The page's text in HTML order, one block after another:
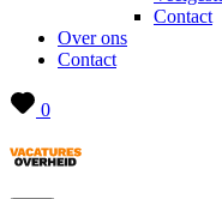
Contact
Over ons
Contact
0